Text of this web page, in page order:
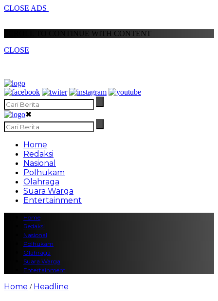
CLOSE ADS
SCROLL TO CONTINUE WITH CONTENT
CLOSE
✖
Home
Redaksi
Nasional
Polhukam
Olahraga
Suara Warga
Entertainment
Home
Redaksi
Nasional
Polhukam
Olahraga
Suara Warga
Entertainment
Home / Headline